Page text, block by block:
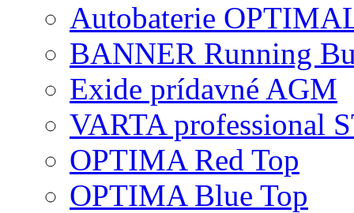
Autobaterie
BANNER Running
Exide prídavné AGM
VARTA professional
OPTIMA Red Top
OPTIMA Blue Top